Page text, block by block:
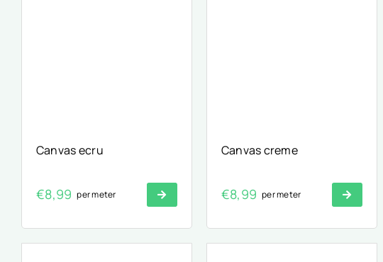
Canvas ecru
€8,99 per meter
Canvas creme
€8,99 per meter